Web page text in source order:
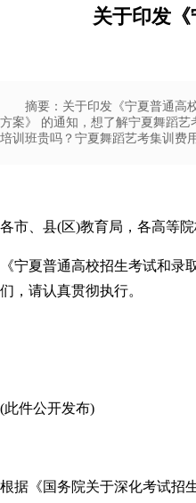
关于印发
摘要：关于印发《宁夏普通高
方案》 的通知，想了解宁夏舞蹈
培训班贵吗？宁夏舞蹈艺考集训费
各市、县(区)教育局，各高等院
《宁夏普通高校招生考试和
们，请认真贯彻执行。
(此件公开发布)
根据《国务院关于深化考试招